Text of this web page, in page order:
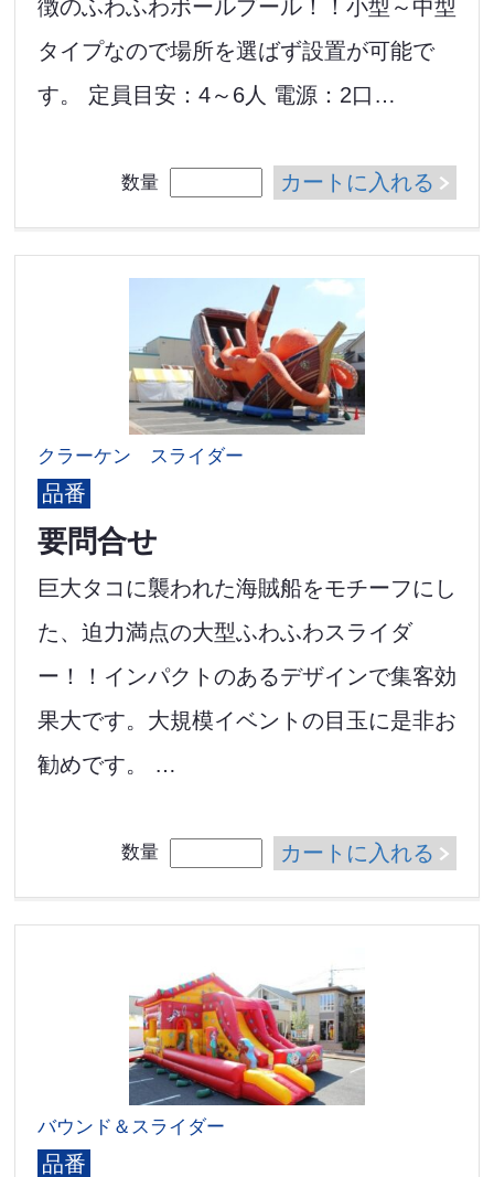
徴のふわふわボールプール！！小型～中型
タイプなので場所を選ばず設置が可能で
す。 定員目安：4～6人 電源：2口…
数量 カートに入れる
クラーケン スライダー
品番
要問合せ
巨大タコに襲われた海賊船をモチーフにし
た、迫力満点の大型ふわふわスライダ
ー！！インパクトのあるデザインで集客効
果大です。大規模イベントの目玉に是非お
勧めです。 …
数量 カートに入れる
バウンド＆スライダー
品番